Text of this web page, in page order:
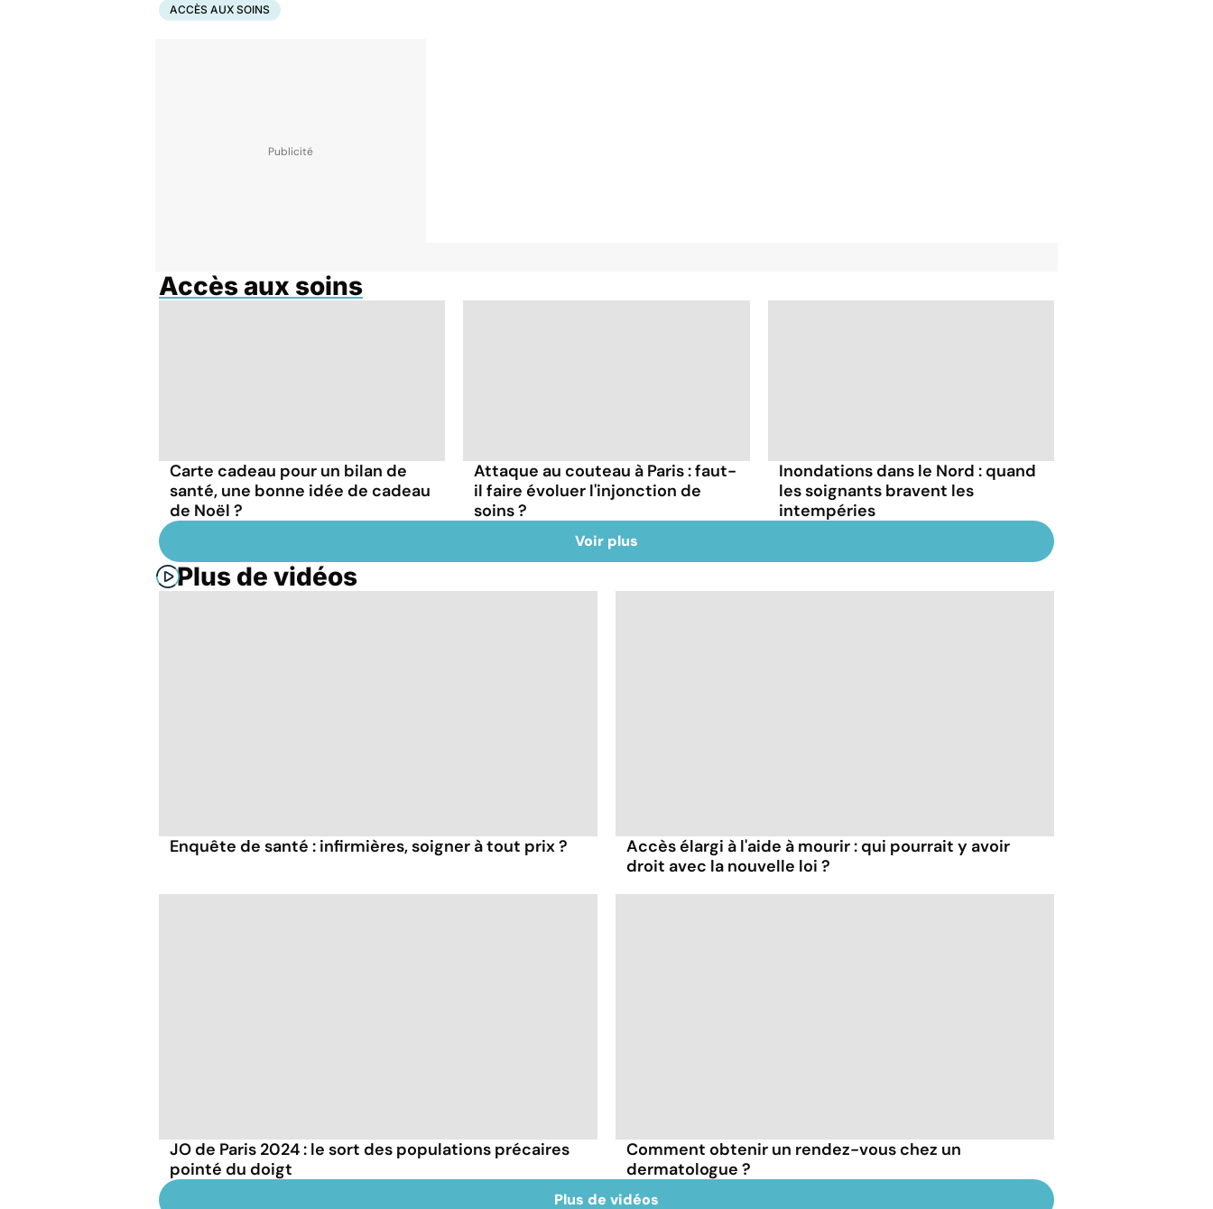
ACCÈS AUX SOINS
Accès aux soins
Carte cadeau pour un bilan de
santé, une bonne idée de cadeau
de Noël ?
Attaque au couteau à Paris : faut-
il faire évoluer l'injonction de
soins ?
Inondations dans le Nord : quand
les soignants bravent les
intempéries
Voir plus
Plus de vidéos
Enquête de santé : infirmières, soigner à tout prix ?
Accès élargi à l'aide à mourir : qui pourrait y avoir
droit avec la nouvelle loi ?
JO de Paris 2024 : le sort des populations précaires
pointé du doigt
Comment obtenir un rendez-vous chez un
dermatologue ?
Plus de vidéos